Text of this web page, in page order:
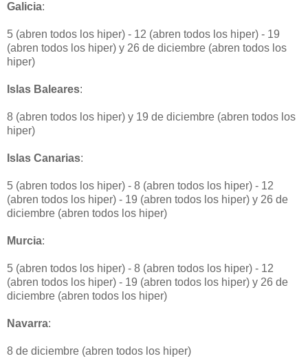
Galicia:
5 (abren todos los hiper) - 12 (abren todos los hiper) - 19
(abren todos los hiper) y 26 de diciembre (abren todos los
hiper)
Islas Baleares:
8 (abren todos los hiper) y 19 de diciembre (abren todos los
hiper)
Islas Canarias:
5 (abren todos los hiper) - 8 (abren todos los hiper) - 12
(abren todos los hiper) - 19 (abren todos los hiper) y 26 de
diciembre (abren todos los hiper)
Murcia:
5 (abren todos los hiper) - 8 (abren todos los hiper) - 12
(abren todos los hiper) - 19 (abren todos los hiper) y 26 de
diciembre (abren todos los hiper)
Navarra:
8 de diciembre (abren todos los hiper)